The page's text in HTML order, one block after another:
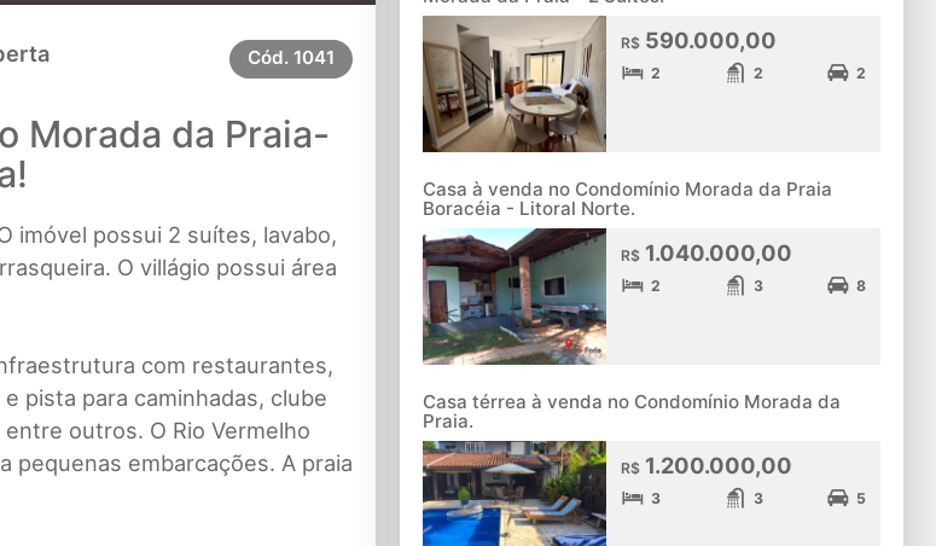
Cód. 1041
Morada da Praia-
imóvel possui 2 suítes, lavabo,
O villágio possui área
com restaurantes,
pista para caminhadas, clube
outros. O Rio Vermelho
pequenas embarcações. A praia
R$ 590.000,00
2 2 2
Casa à venda no Condomínio Morada da Praia
Boracéia - Litoral Norte.
R$ 1.040.000,00
2 3 8
Casa térrea à venda no Condomínio Morada da
Praia.
R$ 1.200.000,00
3 3 5